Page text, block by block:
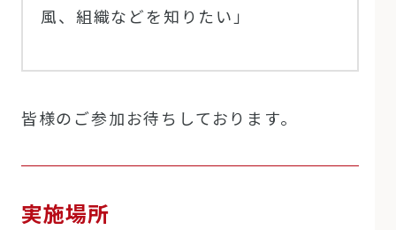
風、組織などを知りたい」
皆様のご参加お待ちしております。
実施場所